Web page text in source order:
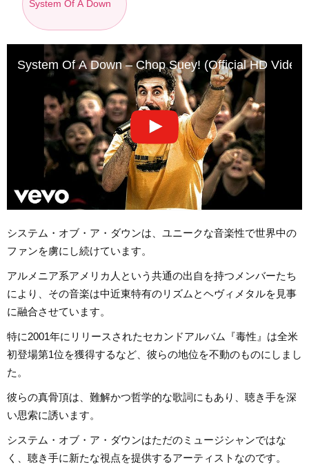
System Of A Down
System Of A Down – Chop Suey! (Official HD Video)
システム・オブ・ア・ダウンは、ユニークな音楽性で世界中の
ファンを虜にし続けています。
アルメニア系アメリカ人という共通の出自を持つメンバーたち
により、その音楽は中近東特有のリズムとヘヴィメタルを見事
に融合させています。
特に2001年にリリースされたセカンドアルバム『毒性』は全米
初登場第1位を獲得するなど、彼らの地位を不動のものにしまし
た。
彼らの真骨頂は、難解かつ哲学的な歌詞にもあり、聴き手を深
い思索に誘います。
システム・オブ・ア・ダウンはただのミュージシャンではな
く、聴き手に新たな視点を提供するアーティストなのです。